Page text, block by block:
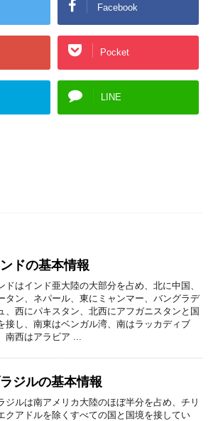
Facebook
Pocket
LINE
ドの基本情報
ドはインド亜大陸の大部分を占め、北に中国、
タン、ネパール、東にミャンマー、バングラデ
、西にパキスタン、北西にアフガニスタンと国
接し、南東はベンガル湾、南はラッカディブ
南西はアラビア ...
ジルの基本情報
ジルは南アメリカ大陸のほぼ半分を占め、チリ
クアドルを除くすべての国と国境を接してい